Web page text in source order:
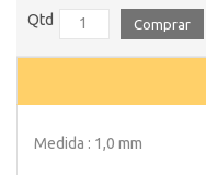
Qtd Comprar
Medida : 1,0 mm